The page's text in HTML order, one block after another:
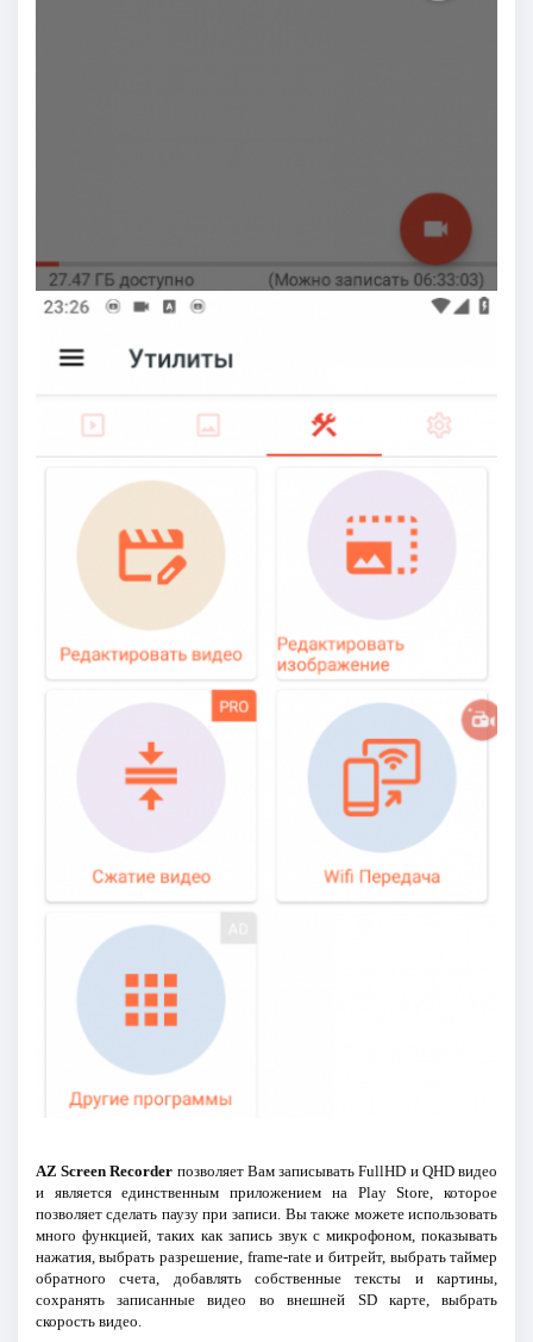
AZ Screen Recorder позволяет Вам записывать FullHD и QHD видео
и является единственным приложением на Play Store, которое
позволяет сделать паузу при записи. Вы также можете использовать
много функцией, таких как запись звук с микрофоном, показывать
нажатия, выбрать разрешение, frame-rate и битрейт, выбрать таймер
обратного счета, добавлять собственные тексты и картины,
сохранять записанные видео во внешней SD карте, выбрать
скорость видео.